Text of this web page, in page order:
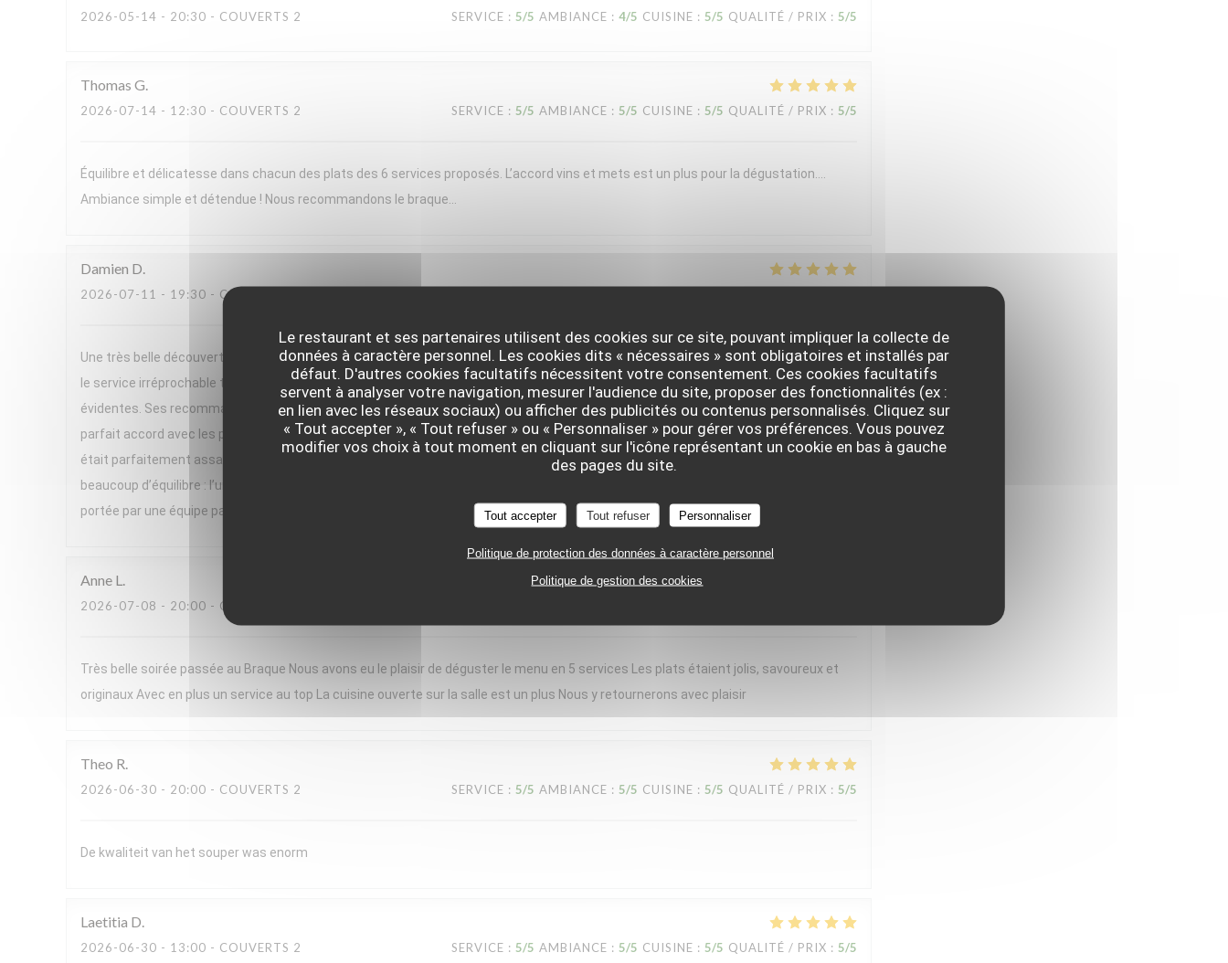
Le restaurant et ses partenaires utilisent des cookies sur ce site, pouvant impliquer la collecte de
données à caractère personnel. Les cookies dits « nécessaires » sont obligatoires et installés par
défaut. D'autres cookies facultatifs nécessitent votre consentement. Ces cookies facultatifs
servent à analyser votre navigation, mesurer l'audience du site, proposer des fonctionnalités (ex :
en lien avec les réseaux sociaux) ou afficher des publicités ou contenus personnalisés. Cliquez sur
« Tout accepter », « Tout refuser » ou « Personnaliser » pour gérer vos préférences. Vous pouvez
modifier vos choix à tout moment en cliquant sur l'icône représentant un cookie en bas à gauche
des pages du site.
Tout accepter Tout refuser Personnaliser
Politique de protection des données à caractère personnel
Politique de gestion des cookies
2026-05-14 - 20:30 - COUVERTS 2 SERVICE : 5/5 AMBIANCE : 4/5 CUISINE : 5/5 QUALITÉ / PRIX : 5/5
Thomas G
2026-07-14 - 12:30 - COUVERTS 2 SERVICE : 5/5 AMBIANCE : 5/5 CUISINE : 5/5 QUALITÉ / PRIX : 5/5
Équilibre et délicatesse dans chacun des plats des 6 services proposés. L’accord vins et mets est un plus pour la dégustation….
Ambiance simple et détendue ! Nous recommandons le braque…
Damien D
2026-07-11 - 19:30 - COUVERTS 2
Une très belle découverte ! Nous avons passé un excellent moment chez « Le Braque » ce samedi soir. L’accueil a été chaleureux et
le service irréprochable tout au long du repas. Un grand bravo à notre serveuse, dont les connaissances en sommellerie étaient
évidentes. Ses recommandations de vins, parfois issues de domaines plus confidentiels, étaient toujours justes, originales et en
parfait accord avec les plats. Le menu, très végétal et herbacé, apportait une belle fraîcheur, idéale pour la saison. Chaque assiette
était parfaitement assaisonnée, pleine de saveurs et servie en portions généreuses. Les desserts concluaient le repas avec
beaucoup d’équilibre : l’un très frais, l’autre plus réconfortant, tout en restant léger. Une cuisine précise, créative et généreuse,
portée par une équipe passionnée. Nous avons adoré cette expérience et reviendrons avec grand plaisir !
Anne L
2026-07-08 - 20:00 - COUVERTS 2
Très belle soirée passée au Braque Nous avons eu le plaisir de déguster le menu en 5 services Les plats étaient jolis, savoureux et
originaux Avec en plus un service au top La cuisine ouverte sur la salle est un plus Nous y retournerons avec plaisir
Theo R
2026-06-30 - 20:00 - COUVERTS 2 SERVICE : 5/5 AMBIANCE : 5/5 CUISINE : 5/5 QUALITÉ / PRIX : 5/5
De kwaliteit van het souper was enorm
Laetitia D
2026-06-30 - 13:00 - COUVERTS 2 SERVICE : 5/5 AMBIANCE : 5/5 CUISINE : 5/5 QUALITÉ / PRIX : 5/5